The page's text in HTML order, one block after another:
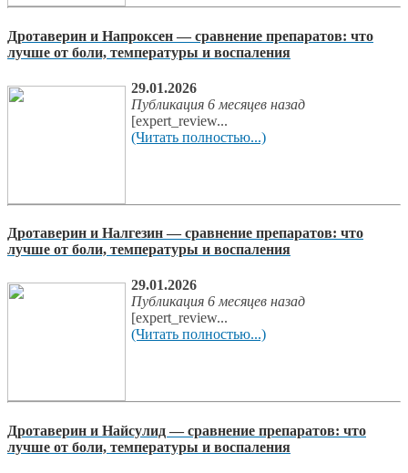
Дротаверин и Напроксен — сравнение препаратов: что
лучше от боли, температуры и воспаления
29.01.2026
Публикация 6 месяцев назад
[expert_review...
(Читать полностью...)
Дротаверин и Налгезин — сравнение препаратов: что
лучше от боли, температуры и воспаления
29.01.2026
Публикация 6 месяцев назад
[expert_review...
(Читать полностью...)
Дротаверин и Найсулид — сравнение препаратов: что
лучше от боли, температуры и воспаления